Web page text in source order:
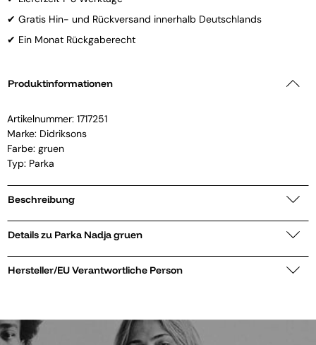
✔ Gratis Hin- und Rückversand innerhalb Deutschlands
✔ Ein Monat Rückgaberecht
Produktinformationen
Artikelnummer: 1717251
Marke: Didriksons
Farbe: gruen
Typ: Parka
Beschreibung
Details zu Parka Nadja gruen
Hersteller/EU Verantwortliche Person